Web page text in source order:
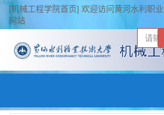
[机械工程学院首页] 欢迎访问黄河水利职
网站